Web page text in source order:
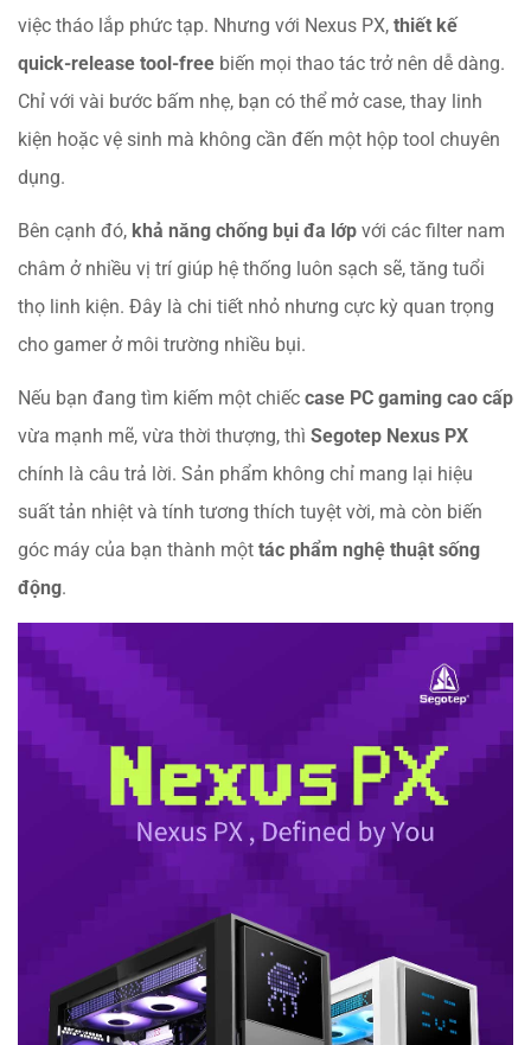
việc tháo lắp phức tạp. Nhưng với Nexus PX, thiết kế
quick-release tool-free biến mọi thao tác trở nên dễ dàng.
Chỉ với vài bước bấm nhẹ, bạn có thể mở case, thay linh
kiện hoặc vệ sinh mà không cần đến một hộp tool chuyên
dụng.
Bên cạnh đó, khả năng chống bụi đa lớp với các filter nam
châm ở nhiều vị trí giúp hệ thống luôn sạch sẽ, tăng tuổi
thọ linh kiện. Đây là chi tiết nhỏ nhưng cực kỳ quan trọng
cho gamer ở môi trường nhiều bụi.
Nếu bạn đang tìm kiếm một chiếc case PC gaming cao cấp
vừa mạnh mẽ, vừa thời thượng, thì Segotep Nexus PX
chính là câu trả lời. Sản phẩm không chỉ mang lại hiệu
suất tản nhiệt và tính tương thích tuyệt vời, mà còn biến
góc máy của bạn thành một tác phẩm nghệ thuật sống
động.